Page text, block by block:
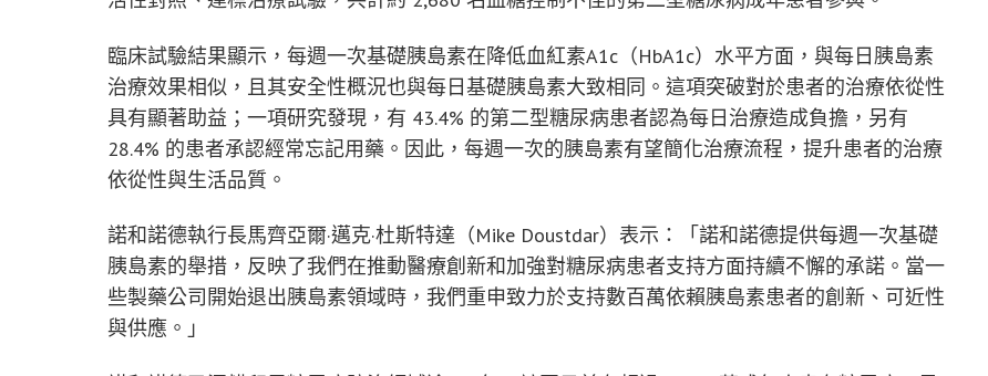
臨床試驗結果顯示，每週一次基礎胰島素在降低血紅素A1c（HbA1c）水平方面，與每日胰島素
治療效果相似，且其安全性概況也與每日基礎胰島素大致相同。這項突破對於患者的治療依從性
具有顯著助益；一項研究發現，有 43.4% 的第二型糖尿病患者認為每日治療造成負擔，另有
28.4% 的患者承認經常忘記用藥。因此，每週一次的胰島素有望簡化治療流程，提升患者的治療
依從性與生活品質。
諾和諾德執行長馬齊亞爾·邁克·杜斯特達（Mike Doustdar）表示：「諾和諾德提供每週一次基礎
胰島素的舉措，反映了我們在推動醫療創新和加強對糖尿病患者支持方面持續不懈的承諾。當一
些製藥公司開始退出胰島素領域時，我們重申致力於支持數百萬依賴胰島素患者的創新、可近性
與供應。」